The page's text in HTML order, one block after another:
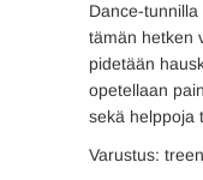
Dance-
tämän hetken
pidetään
opetellaan
sekä helppoja
Varustus: